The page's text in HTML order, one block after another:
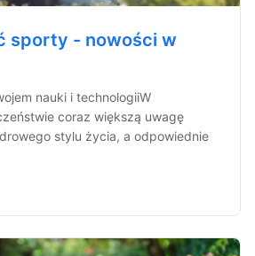
sporty - nowości w
nauki i technologiiW
coraz większą uwagę
stylu życia, a odpowiednie